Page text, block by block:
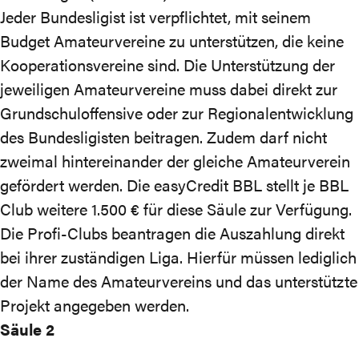
Jeder Bundesligist ist verpflichtet, mit seinem
Budget Amateurvereine zu unterstützen, die keine
Kooperationsvereine sind. Die Unterstützung der
jeweiligen Amateurvereine muss dabei direkt zur
Grundschuloffensiveoder zur Regionalentwicklung
des Bundesligisten beitragen. Zudem darf nicht
zweimal hintereinander der gleiche Amateurverein
gefördert werden. Die easyCredit BBL stellt je BBL
Club weitere 1.500 € für diese Säule zur Verfügung.
Die Profi-Clubs beantragen die Auszahlung direkt
bei ihrer zuständigen Liga. Hierfür müssen lediglich
der Name des Amateurvereins und das unterstützte
Projekt angegeben werden.
Säule 2